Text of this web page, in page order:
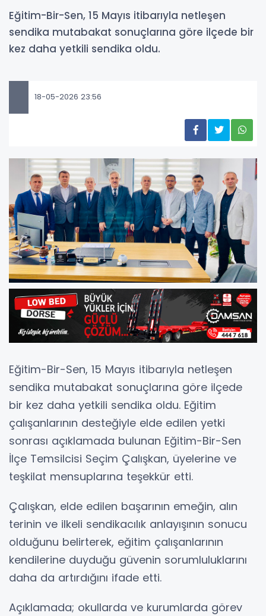
Eğitim-Bir-Sen, 15 Mayıs itibarıyla netleşen
sendika mutabakat sonuçlarına göre ilçede bir
kez daha yetkili sendika oldu.
18-05-2026 23:56
Eğitim-Bir-Sen, 15 Mayıs itibarıyla netleşen
sendika mutabakat sonuçlarına göre ilçede
bir kez daha yetkili sendika oldu. Eğitim
çalışanlarının desteğiyle elde edilen yetki
sonrası açıklamada bulunan Eğitim-Bir-Sen
İlçe Temsilcisi Seçim Çalışkan, üyelerine ve
teşkilat mensuplarına teşekkür etti.
Çalışkan, elde edilen başarının emeğin, alın
terinin ve ilkeli sendikacılık anlayışının sonucu
olduğunu belirterek, eğitim çalışanlarının
kendilerine duyduğu güvenin sorumluluklarını
daha da artırdığını ifade etti.
Açıklamada; okullarda ve kurumlarda görev